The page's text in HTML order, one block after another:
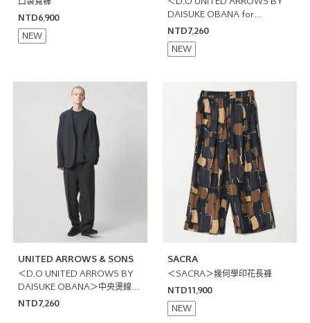
口袋寬褲
NTD6,900
NEW
＜D.O UNITED ARROWS BY
DAISUKE OBANA for
WOMEN＞雙摺寬褲 日本製
NTD7,260
NEW
UNITED ARROWS & SONS
＜D.O UNITED ARROWS BY
DAISUKE OBANA＞中央燙線輕
便褲
NTD7,260
SACRA
＜SACRA＞幾何學印花長褲
NTD11,900
NEW